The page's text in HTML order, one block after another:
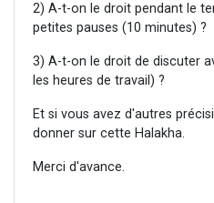
2) A-t-on le droit pendant le
petites pauses (10 minutes) ?
3) A-t-on le droit de discuter
les heures de travail) ?
Et si vous avez d'autres
donner sur cette Halakha.
Merci d'avance.